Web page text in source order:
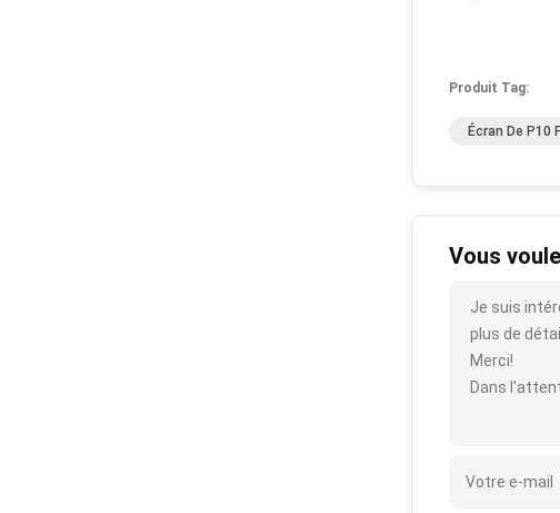
Produit Tag:
Écran De P10
Vous
Je suis
plus de
Merci!
Dans